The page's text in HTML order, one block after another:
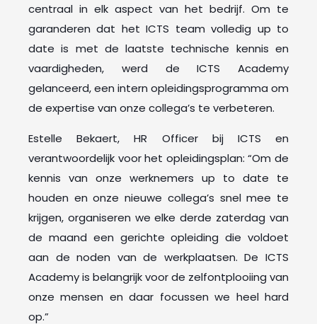
centraal in elk aspect van het bedrijf. Om te
garanderen dat het ICTS team volledig up to
date is met de laatste technische kennis en
vaardigheden, werd de ICTS Academy
gelanceerd, een intern opleidingsprogramma om
de expertise van onze collega’s te verbeteren.
Estelle Bekaert, HR Officer bij ICTS en
verantwoordelijk voor het opleidingsplan: “Om de
kennis van onze werknemers up to date te
houden en onze nieuwe collega’s snel mee te
krijgen, organiseren we elke derde zaterdag van
de maand een gerichte opleiding die voldoet
aan de noden van de werkplaatsen. De ICTS
Academy is belangrijk voor de zelfontplooiing van
onze mensen en daar focussen we heel hard
op.”